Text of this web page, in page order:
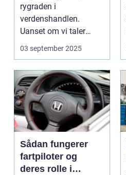
rygraden i
verdenshandlen.
Uanset om vi taler
dagligvarer til
supermarkedet...
03 september 2025
Sådan fungerer
fartpiloter og
deres rolle i